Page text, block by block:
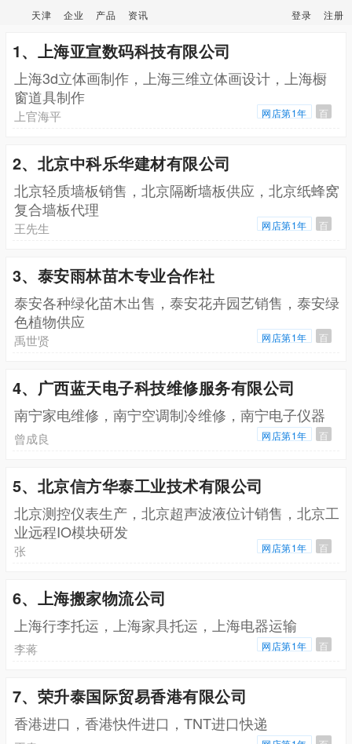
天津 企业 产品 资讯 登录 注册
1、上海亚宣数码科技有限公司
上海3d立体画制作，上海三维立体画设计，上海橱
窗道具制作
上官海平 网店第1年 百
2、北京中科乐华建材有限公司
北京轻质墙板销售，北京隔断墙板供应，北京纸蜂窝
复合墙板代理
王先生 网店第1年 百
3、泰安雨林苗木专业合作社
泰安各种绿化苗木出售，泰安花卉园艺销售，泰安绿
色植物供应
禹世贤 网店第1年 百
4、广西蓝天电子科技维修服务有限公司
南宁家电维修，南宁空调制冷维修，南宁电子仪器
曾成良 网店第1年 百
5、北京信方华泰工业技术有限公司
北京测控仪表生产，北京超声波液位计销售，北京工
业远程IO模块研发
张 网店第1年 百
6、上海搬家物流公司
上海行李托运，上海家具托运，上海电器运输
李蒋 网店第1年 百
7、荣升泰国际贸易香港有限公司
香港进口，香港快件进口，TNT进口快递